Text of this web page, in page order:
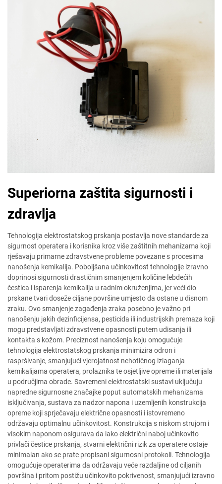
Superiorna zaštita sigurnosti i
zdravlja
Tehnologija elektrostatskog prskanja postavlja nove standarde za
sigurnost operatera i korisnika kroz više zaštitnih mehanizama koji
rješavaju primarne zdravstvene probleme povezane s procesima
nanošenja kemikalija. Poboljšana učinkovitost tehnologije izravno
doprinosi sigurnosti drastičnim smanjenjem količine lebdećih
čestica i isparenja kemikalija u radnim okruženjima, jer veći dio
prskane tvari doseže ciljane površine umjesto da ostane u disnom
zraku. Ovo smanjenje zagađenja zraka posebno je važno pri
nanošenju jakih dezinficijensa, pesticida ili industrijskih premaza koji
mogu predstavljati zdravstvene opasnosti putem udisanja ili
kontakta s kožom. Preciznost nanošenja koju omogućuje
tehnologija elektrostatskog prskanja minimizira odron i
raspršivanje, smanjujući vjerojatnost nehotičnog izlaganja
kemikalijama operatera, prolaznika te osjetljive opreme ili materijala
u područjima obrade. Savremeni elektrostatski sustavi uključuju
napredne sigurnosne značajke poput automatskih mehanizama
isključivanja, sustava za nadzor napona i uzemljenih konstrukcija
opreme koji sprječavaju električne opasnosti i istovremeno
održavaju optimalnu učinkovitost. Konstrukcija s niskom strujom i
visokim naponom osigurava da iako električni naboj učinkovito
privlači čestice prskanja, stvarni električni rizik za operatere ostaje
minimalan ako se prate propisani sigurnosni protokoli. Tehnologija
omogućuje operaterima da održavaju veće razdaljine od ciljanih
površina i pritom postižu učinkovito pokrivenost, smanjujući izravno